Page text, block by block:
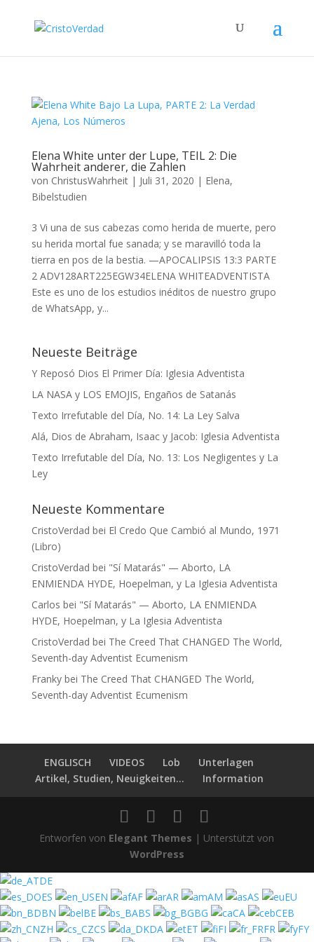
Elena White unter der Lupe, TEIL 2: Die
Wahrheit anderer, die Zahlen
von ChristusWahrheit| Juli 31, 2020 | Elena,
Bibelstudien
3 Vi una de sus cabezas como herida de muerte, pero
su herida mortal fue sanada; y se maravilló toda la
tierra en pos de la bestia. —APOCALIPSIS 13:3 PARTE
2 ADV128ART225EGW34ELENA WHITEADVENTISTA
Este es uno de los estudios inéditos de nuestro grupo
de WhatsApp, y...
Neueste Beiträge
Y Reposó Dios El Primer Día: Iglesia Adventista
LA NASA y LOS EMOJIS, Engaños de Satanás
Texto Irrefutable del Día, No. 14: La Ley Salva
Alá, Dios de Abraham, Isaac y Jacob: Iglesia Adventista
Texto Irrefutable del Día, No. 13: Los Negligentes y La
Ley
Neueste Kommentare
CristoVerdad bei El Credo Que Cambió al Mundo, 1971
(Libro)
CristoVerdad bei "Sí Matarás" — Aborto, LA
ENMIENDA HYDE, Hoepelman, y La Iglesia Adventista
Carlos bei "Sí Matarás" — Aborto, LA ENMIENDA
HYDE, Hoepelman, y La Iglesia Adventista
CristoVerdad bei The Creed That CHANGED The World,
Seventh-day Adventist Ecumenism
Frankybei The Creed That CHANGED The World,
Seventh-day Adventist Ecumenism
ENGLISCH VIDEOS Lob
Unterlagen
Artikel, Studien, Neuigkeiten...
Information
Entworfen von Elegant Themes | Unterstützt von
WordPress
DE
ES
EN AF AR AM AS
EU
BN
BE BS BG CA
CEB
ZH
CS DA ET FI FR
FY